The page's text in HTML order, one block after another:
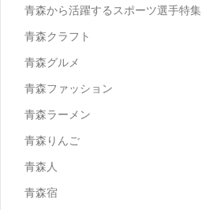
青森から活躍するスポーツ選手特集
青森クラフト
青森グルメ
青森ファッション
青森ラーメン
青森りんご
青森人
青森宿